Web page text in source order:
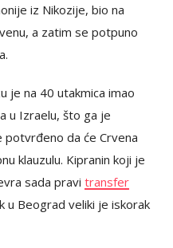
iz Nikozije, bio na
a zatim se potpuno
je na 40 utakmica imao
u Izraelu, što ga je
potvrđeno da će Crvena
klauzulu. Kipranin koji je
sada pravi transfer
u Beograd veliki je iskorak